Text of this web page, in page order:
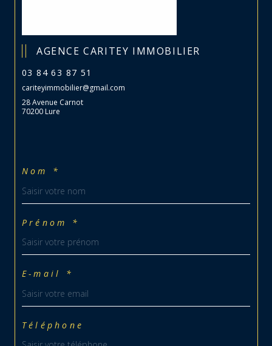
AGENCE CARITEY IMMOBILIER
03 84 63 87 51
cariteyimmobilier@gmail.com
28 Avenue Carnot
70200 Lure
Nom *
Prénom *
E-mail *
Téléphone